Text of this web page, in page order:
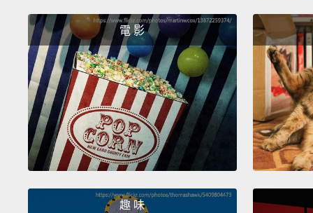
電 影
趣 味